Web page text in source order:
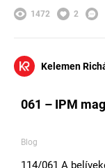
1472 2
Kelemen
061 – IPM
Blog
114/061 A